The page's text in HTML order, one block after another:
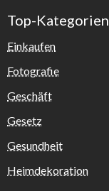
Top-Kategorien
Einkaufen
Fotografie
Geschäft
Gesetz
Gesundheit
Heimdekoration